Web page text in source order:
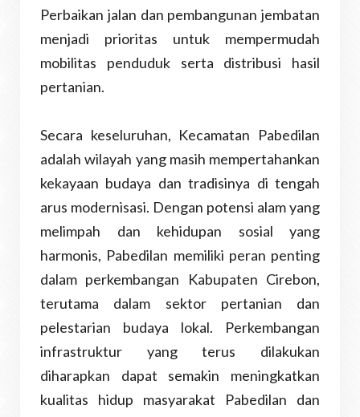
Perbaikan jalan dan pembangunan jembatan
menjadi prioritas untuk mempermudah
mobilitas penduduk serta distribusi hasil
pertanian.
Secara keseluruhan, Kecamatan Pabedilan
adalah wilayah yang masih mempertahankan
kekayaan budaya dan tradisinya di tengah
arus modernisasi. Dengan potensi alam yang
melimpah dan kehidupan sosial yang
harmonis, Pabedilan memiliki peran penting
dalam perkembangan Kabupaten Cirebon,
terutama dalam sektor pertanian dan
pelestarian budaya lokal. Perkembangan
infrastruktur yang terus dilakukan
diharapkan dapat semakin meningkatkan
kualitas hidup masyarakat Pabedilan dan